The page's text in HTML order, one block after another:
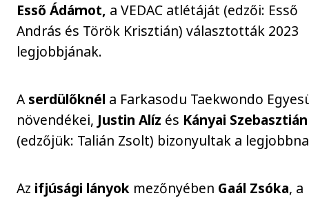
Esső Ádámot, a VEDAC atlétáját (edzői: Esső
András és Török Krisztián) választották 2023
legjobbjának.
Aserdülőknél a Farkasodu Taekwondo
növendékei, Justin Alíz és Kányai Szebasztián
(edzőjük: Talián Zsolt) bizonyultak a
Az ifjúsági lányok mezőnyében Gaál Zsóka, a